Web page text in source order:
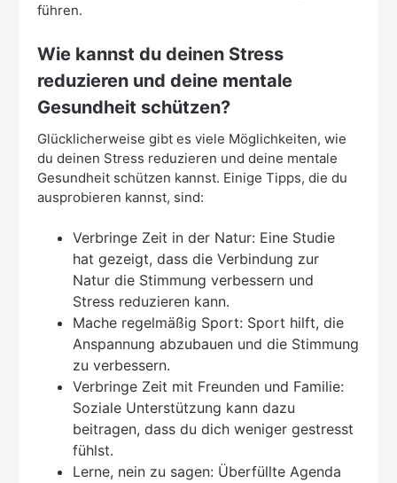
führen.
Wie kannst du deinen Stress
reduzieren und deine mentale
Gesundheit schützen?
Glücklicherweise gibt es viele Möglichkeiten, wie
du deinen Stress reduzieren und deine mentale
Gesundheit schützen kannst. Einige Tipps, die du
ausprobieren kannst, sind:
Verbringe Zeit in der Natur: Eine Studie
hat gezeigt, dass die Verbindung zur
Natur die Stimmung verbessern und
Stress reduzieren kann.
Mache regelmäßig Sport: Sport hilft, die
Anspannung abzubauen und die Stimmung
zu verbessern.
Verbringe Zeit mit Freunden und Familie:
Soziale Unterstützung kann dazu
beitragen, dass du dich weniger gestresst
fühlst.
Lerne, nein zu sagen: Überfüllte Agenda